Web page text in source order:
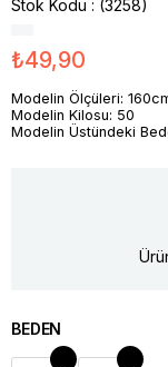
Stok Kodu (3258)
₺49,90
Modelin Ölçüleri:
Modelin Kilosu: 50
Modelin Üstündeki
BEDEN